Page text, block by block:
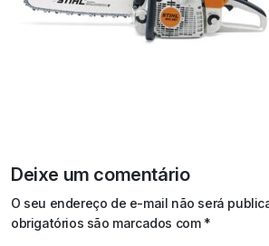
Deixe um comentário
O seu endereço de e-mail não será
obrigatórios são marcados com *